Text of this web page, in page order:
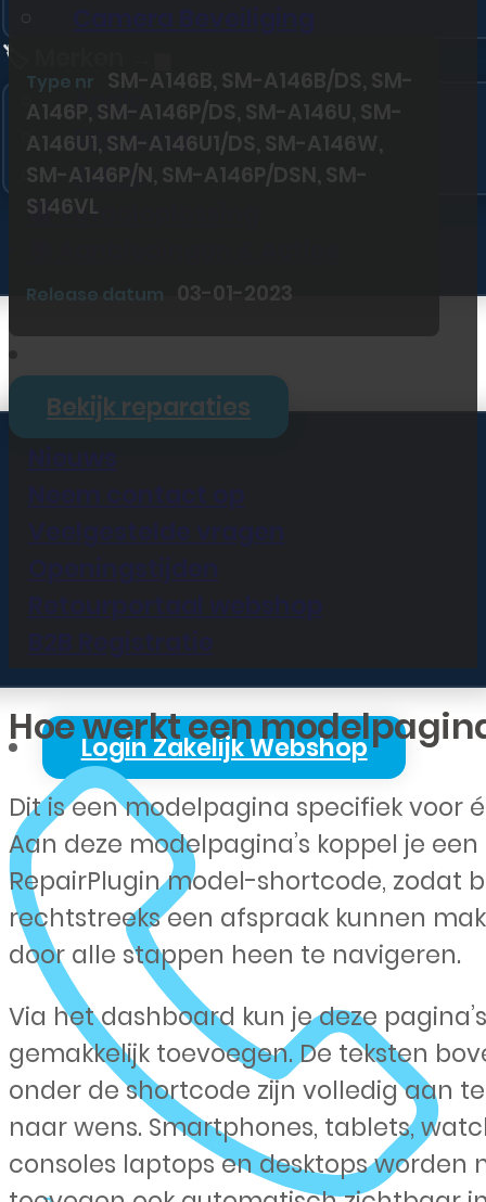
Camera Beveiliging
🏷️ Merken →
Apple
Samsung
Jabra
🏢 Totaaloplossing
Informatie
Nieuws
Neem contact op
Veelgestelde vragen
Openingstijden
Retourportaal webshop
B2B Registratie
Login Zakelijk Webshop
Type nr
SM-A146B, SM-A146B/DS, SM-
A146P, SM-A146P/DS, SM-A146U, SM-
A146U1, SM-A146U1/DS, SM-A146W,
SM-A146P/N, SM-A146P/DSN, SM-
S146VL
Release datum 03-01-2023
Bekijk reparaties
Hoe werkt een
Dit is een modelpagina specifiek voor
Aan deze modelpagina’s koppel je een
RepairPlugin model-shortcode, zodat
rechtstreeks een afspraak kunnen
door alle stappen heen te navigeren.
Via het dashboard kun je deze pagina’s
gemakkelijk toevoegen. De teksten
onder de shortcode zijn volledig aan
naar wens. Smartphones, tablets,
consoles laptops en desktops worden